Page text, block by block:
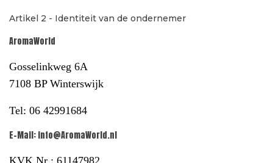
Artikel 2 - Identiteit van de ondernemer
AromaWorld
Gosselinkweg 6A
7108 BP Winterswijk
Tel: 06 42991684
E-Mail:info@AromaWorld.nl
KVK Nr : 61147982